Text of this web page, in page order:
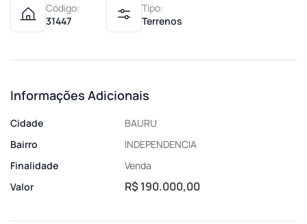
Código:
31447
Tipo:
Terrenos
Informações Adicionais
Cidade
BAURU
Bairro
INDEPENDENCIA
Finalidade
Venda
Valor
R$ 190.000,00